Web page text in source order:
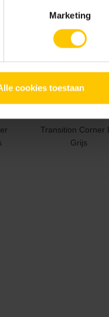
Marketing
cookies toestaan
Transition Corner
Grijs